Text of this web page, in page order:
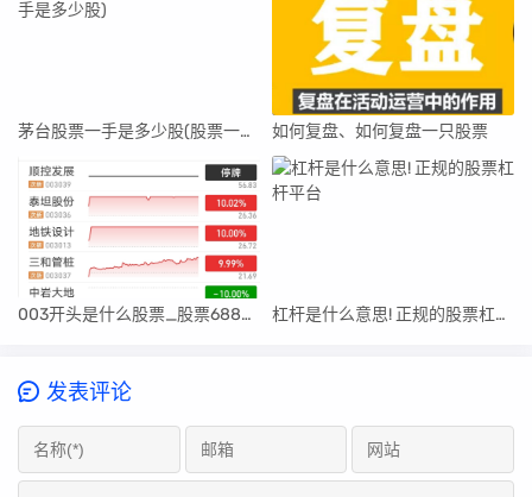
茅台股票一手是多少股(股票一手是多少股) 如何复盘、如何复盘一只股票
003开头是什么股票_股票688开头的是属于什么板块 杠杆是什么意思! 正规的股票杠杆平台
发表评论